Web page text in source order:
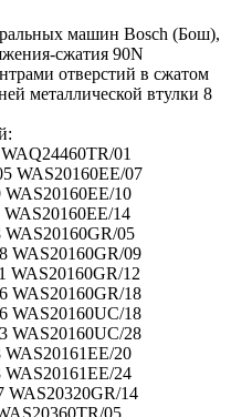
машин Bosch (Бош),
сжатия 90N
отверстий в сжатом
металлической втулки 8
11 WAS24466GB/12 WAS24466GB/14 WAS24466GB/16 WAS24466GB/17 WAS24466GB/18 WAS24466GB/20 WAS24468ME/01 WAS24468ME/07 WAS24468ME/14 WAS24469EU/07 WAS24469EU/14 WAS24469GB/20 WAS24469GB/21 WAS24469GB/23 WAS24469GB/24 WAS24469GB/27 WAS2446XEE/01 WAS2446XEE/04 WAS2446XEE/06 WAS2446XEE/07 WAS2446XEE/08 WAS244C0EE/01 WAS24720GR/01 WAS24720GR/07 WAS24720IT/01 WAS24720IT/03 WAS24720IT/04 WAS24720IT/05 WAS24720IT/07 WAS24720IT/08 WAS24720IT/09 WAS24720IT/10 WAS24720IT/11 WAS24720IT/12 WAS24720IT/14 WAS24720IT/16 WAS24720IT/18 WAS24721GR/07 WAS24721IT/16 WAS24721IT/18 WAS24721IT/20 WAS24721IT/21 WAS24721IT/23 WAS24722IT/01 WAS24722IT/04 WAS24722IT/06 WAS24722IT/07 WAS24722IT/08 WAS24723IT/01 WAS24723IT/07 WAS24740CH/01 WAS24740CH/03 WAS24740CH/04 WAS24740CH/05 WAS24740CH/07 WAS24740CH/08 WAS24740CH/09 WAS24740CH/10 WAS24740CH/11 WAS24740CH/12 WAS24740CH/14 WAS24740CH/16 WAS24740CH/18 WAS24740EE/01 WAS24740EE/07 WAS24740OE/01 WAS24740OE/03 WAS24740OE/04 WAS24740OE/05 WAS24740OE/07 WAS24740OE/08 WAS24740OE/09 WAS24740OE/10 WAS24740OE/11 WAS24740OE/12 WAS24740OE/14 WAS24740OE/16 WAS24740OE/18 WAS24741CH/18 WAS24741CH/20 WAS24741CH/21 WAS24741CH/23 WAS24741CH/24 WAS24741OE/16 WAS24741OE/18 WAS24741OE/20 WAS24741OE/21 WAS24741OE/23 WAS24742CH/01 WAS24742CH/04 WAS24742CH/06 WAS24742CH/07 WAS24742CH/08 WAS24742OE/01 WAS24742OE/02 WAS24742OE/04 WAS24742OE/06 WAS24742OE/07 WAS24742OE/08 WAS24743OE/01 WAS24743OE/07 WAS2474GOE/07 WAS2474XTR/04 WAS2474XTR/06 WAS2474XTR/07 WAS2474XTR/08 WAS24760TR/01 WAS24760TR/03 WAS24760TR/04 WAS24760TR/05 WAS24760TR/07 WAS24760TR/08 WAS24760TR/09 WAS24760TR/10 WAS24760TR/11 WAS24760TR/12 WAS24760TR/14 WAS24760TR/16 WAS24760TR/18 WAS24761TR/16 WAS24761TR/18 WAS24761TR/20 WAS24761TR/21 WAS24761TR/23 WAS24762TR/01 WAS24762TR/04 WAS24762TR/06 WAS24762TR/07 WAS24762TR/08 WAS24763TR/01 WAS24763TR/07 WAS24765TR/07 WAS24790EE/01 WAS24790EE/04 WAS24790EE/06 WAS24790EE/07 WAS24790EE/08 WAS247B0IT/05 WAS247B0IT/07 WAS247B0IT/08 WAS247B0IT/09 WAS247B0IT/10 WAS247B0IT/11 WAS247B0IT/12 WAS247B0IT/14 WAS247B0IT/16 WAS247B0IT/18 WAS247B0TR/16 WAS247B0TR/18 WAS247B0TR/20 WAS247B0TR/21 WAS247B0TR/23 WAS247B1IT/16 WAS247B1IT/18 WAS247B1IT/20 WAS247B1IT/21 WAS247B1IT/23 WAS247B1TR/01 WAS247B1TR/04 WAS247B1TR/06 WAS247B1TR/07 WAS247B1TR/08 WAS247B2IT/01 WAS247B2IT/04 WAS247B2IT/06 WAS247B2IT/07 WAS247B2IT/08 WAS247B2TR/01 WAS247B2TR/07 WAS247B3TR/07 WAS247X1TR/01 WAS247X1TR/07 WAS28340NL/05 WAS28340NL/07 WAS28340NL/08 WAS28340NL/09 WAS28340NL/10 WAS28340NL/12 WAS28340NL/14 WAS28340NL/16 WAS28340NL/18 WAS28341NL/18 WAS28341NL/20 WAS28341NL/21 WAS28341NL/23 WAS28360FF/05 WAS28360FF/07 WAS28360FF/08 WAS28360FF/09 WAS28360FF/10 WAS28360FF/12 WAS28360FF/14 WAS28360FG/05 WAS28360FG/07 WAS28360FG/08 WAS28360FG/09 WAS28360FG/10 WAS28360FG/12 WAS28360FG/14 WAS28360FG/16 WAS28360FG/18 WAS28360SN/05 WAS28360SN/07 WAS28360SN/08 WAS28360SN/09 WAS28360SN/10 WAS28360SN/12 WAS28360SN/14 WAS28360SN/16 WAS28360SN/18 WAS28361FG/18 WAS28361FG/20 WAS28361FG/21 WAS28361FG/23 WAS28361SN/16 WAS28361SN/18 WAS28361SN/20 WAS28361SN/21 WAS28361SN/23 WAS28361SN/24 WAS28361SN/27 WAS28362FG/01 WAS28362FG/04 WAS28362FG/06 WAS28362FG/08 WAS28362SN/01 WAS28362SN/04 WA